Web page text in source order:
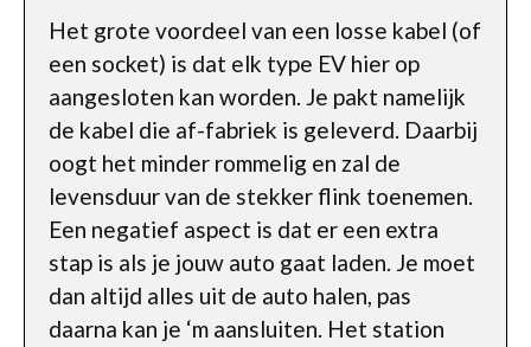
Het grote voordeel van een losse kabel (of
een socket) is dat elk type EV hier op
aangesloten kan worden. Je pakt namelijk
de kabel die af-fabriek is geleverd. Daarbij
oogt het minder rommelig en zal de
levensduur van de stekker flink toenemen.
Een negatief aspect is dat er een extra
stap is als je jouw auto gaat laden. Je moet
dan altijd alles uit de auto halen, pas
daarna kan je ‘m aansluiten. Het station